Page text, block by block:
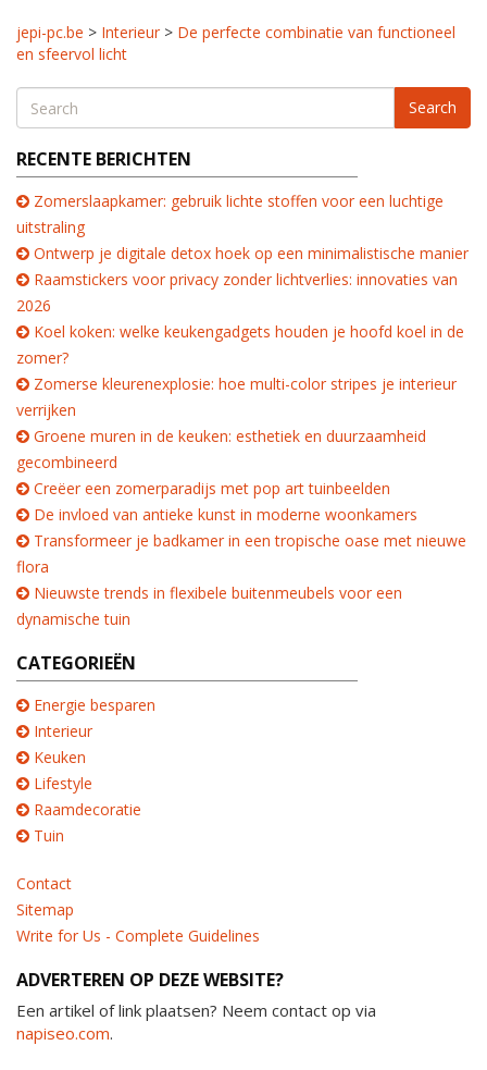
jepi-pc.be > Interieur > De perfecte combinatie van functioneel
en sfeervol licht
Search
RECENTE BERICHTEN
Zomerslaapkamer: gebruik lichte stoffen voor een luchtige
uitstraling
Ontwerp je digitale detox hoek op een minimalistische manier
Raamstickers voor privacy zonder lichtverlies: innovaties van
2026
Koel koken: welke keukengadgets houden je hoofd koel in de
zomer?
Zomerse kleurenexplosie: hoe multi-color stripes je interieur
verrijken
Groene muren in de keuken: esthetiek en duurzaamheid
gecombineerd
Creëer een zomerparadijs met pop art tuinbeelden
De invloed van antieke kunst in moderne woonkamers
Transformeer je badkamer in een tropische oase met nieuwe
flora
Nieuwste trends in flexibele buitenmeubels voor een
dynamische tuin
CATEGORIEËN
Energie besparen
Interieur
Keuken
Lifestyle
Raamdecoratie
Tuin
Contact
Sitemap
Write for Us - Complete Guidelines
ADVERTEREN OP DEZE WEBSITE?
Een artikel of link plaatsen? Neem contact op via
napiseo.com.